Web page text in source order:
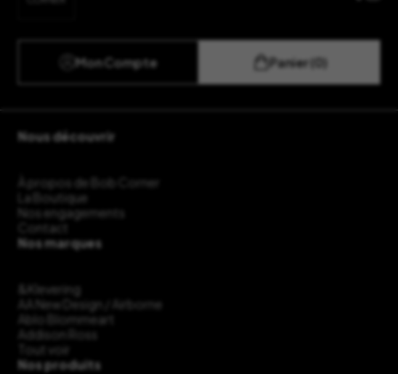
Mon Compte Panier (0)
Nous découvrir
À propos de Bob Corner
La Boutique
Nos engagements
Contact
Nos marques
&Klevering
AA New Design / Airborne
Ablo Blommeart
Addison Ross
Tout voir
Nos produits